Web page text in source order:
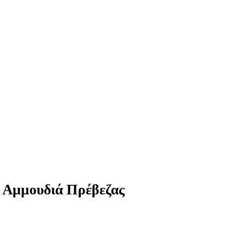
Πρέβεζας